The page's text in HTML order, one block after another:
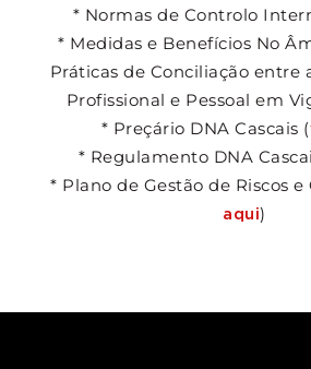
* Normas de Controlo
* Medidas e Benefícios No
Práticas de Conciliação entre
Profissional e Pessoal em
* Preçário DNA Cascais (
* Regulamento DNA
* Plano de Gestão de Riscos e
aqui)